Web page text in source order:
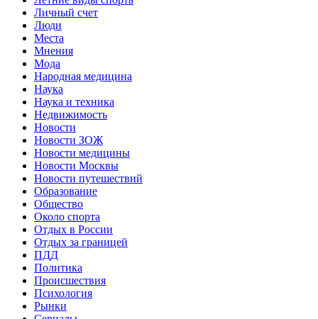
Личный счет
Люди
Места
Мнения
Мода
Народная медицина
Наука
Наука и техника
Недвижимость
Новости
Новости ЗОЖ
Новости медицины
Новости Москвы
Новости путешествий
Образование
Общество
Около спорта
Отдых в России
Отдых за границей
ПДД
Политика
Происшествия
Психология
Рынки